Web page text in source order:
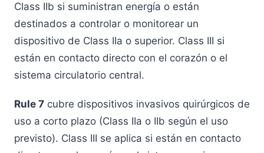
Class IIb si suministran energía o están
destinados a controlar o monitorear un
dispositivo de Class IIa o superior. Class III si
están en contacto directo con el corazón o el
sistema circulatorio central.
Rule 7 cubre dispositivos invasivos quirúrgicos de
uso a corto plazo (Class IIa o IIb según el uso
previsto). Class III se aplica si están en contacto